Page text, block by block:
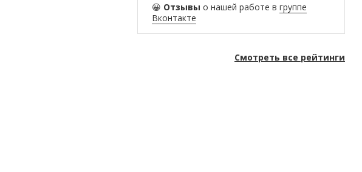
😀 Отзывы о нашей работе в группе
Вконтакте
Смотреть все рейтинги